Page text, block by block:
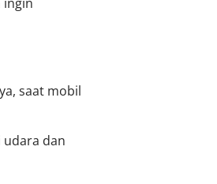
saat mobil
dan